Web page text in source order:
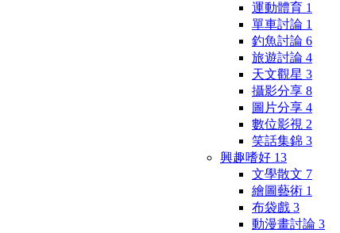
運動體育 1
單車討論 1
釣魚討論 6
旅遊討論 4
天文觀星 3
攝影分享 8
圖片分享 4
數位影視 2
笑話集錦 3
興趣嗜好 13
文學散文 7
繪圖藝術 1
布袋戲 3
動漫畫討論 3